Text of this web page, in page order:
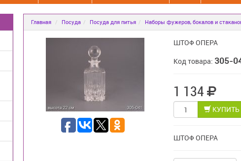
Главная Посуда Посуда для питья Наборы фужеров, бокалов и
ШТОФ ОПЕРА
Код товара: 305-
1 134
КУПИТЬ
ШТОФ ОПЕРА